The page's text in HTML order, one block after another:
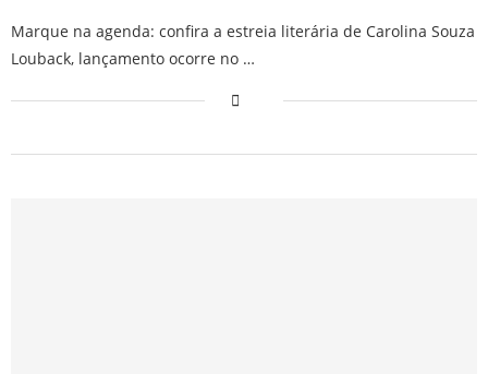
Marque na agenda: confira a estreia literária de Carolina Souza
Louback, lançamento ocorre no …